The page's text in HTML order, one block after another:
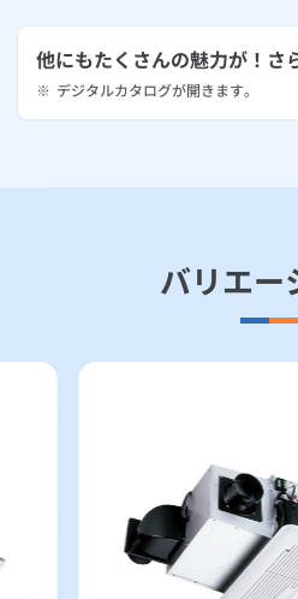
他にもたくさんの魅力が！さ
※ デジタルカタログが開きます。
バリエー